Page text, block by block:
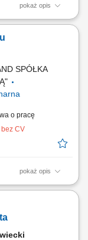
pokaż opis
Klientów;
pozytywnego
obsługa
SPÓŁKA
o pracę
CV
pokaż opis
maszyn i
nowoczesnych